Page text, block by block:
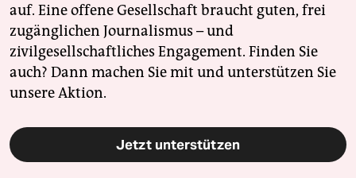
auf. Eine offene Gesellschaft braucht guten, frei
zugänglichen Journalismus – und
zivilgesellschaftliches Engagement. Finden Sie
auch? Dann machen Sie mit und unterstützen Sie
unsere Aktion.
Jetzt unterstützen